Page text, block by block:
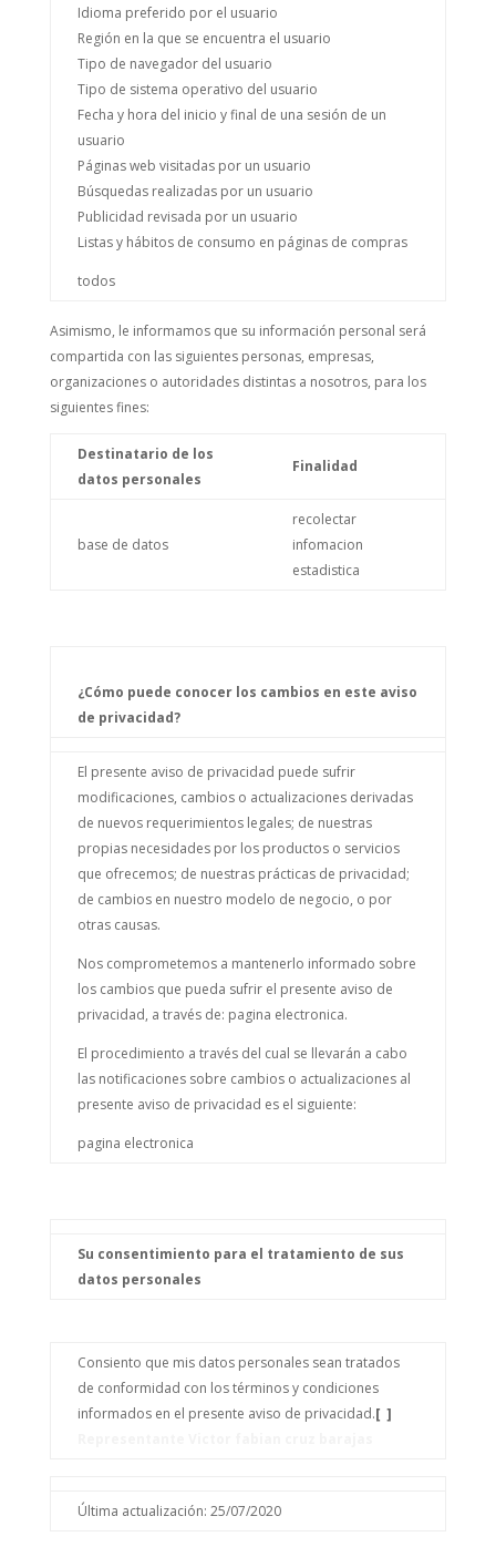
Idioma preferido por el usuario
Región en la que se encuentra el usuario
Tipo de navegador del usuario
Tipo de sistema operativo del usuario
Fecha y hora del inicio y final de una sesión de un
usuario
Páginas web visitadas por un usuario
Búsquedas realizadas por un usuario
Publicidad revisada por un usuario
Listas y hábitos de consumo en páginas de compras
todos
Asimismo, le informamos que su información personal será
compartida con las siguientes personas, empresas,
organizaciones o autoridades distintas a nosotros, para los
siguientes fines:
Destinatario de los
datos personales
Finalidad
base de datos
recolectar
infomacion
estadistica
¿Cómo puede conocer los cambios en este aviso
de privacidad?
El presente aviso de privacidad puede sufrir
modificaciones, cambios o actualizaciones derivadas
de nuevos requerimientos legales; de nuestras
propias necesidades por los productos o servicios
que ofrecemos; de nuestras prácticas de privacidad;
de cambios en nuestro modelo de negocio, o por
otras causas.
Nos comprometemos a mantenerlo informado sobre
los cambios que pueda sufrir el presente aviso de
privacidad, a través de: pagina electronica.
El procedimiento a través del cual se llevarán a cabo
las notificaciones sobre cambios o actualizaciones al
presente aviso de privacidad es el siguiente:
pagina electronica
Su consentimiento para el tratamiento de sus
datos personales
Consiento que mis datos personales sean tratados
de conformidad con los términos y condiciones
informados en el presente aviso de privacidad.[ ]
Última actualización: 25/07/2020